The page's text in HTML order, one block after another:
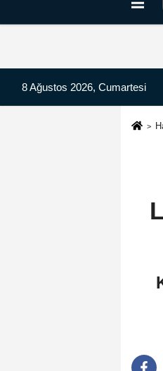
8 Ağustos 2026, Cumartesi